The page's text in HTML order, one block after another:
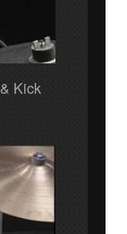
Kick